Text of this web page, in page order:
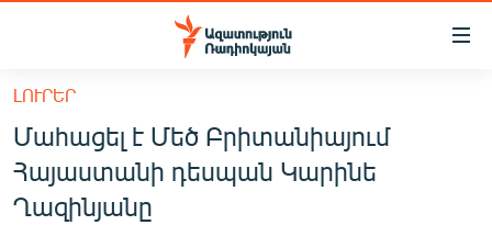
Մատչելիության
հիմնական
բովանդակությանը
Անցնել
հիմնական
մենյուին
ՀԱՅԱՍՏԱՆ
ՔԱՂԱՔԱԿԱՆ
ԼՈՒՐԵՐ
Մահացել է Մեծ Բրիտանիայում
Հայաստանի դեսպան Կարինե
Ղազինյանը